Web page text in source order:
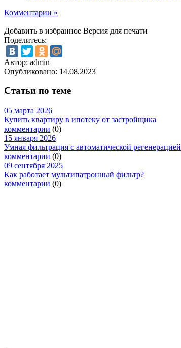
Комментарии »
Добавить в избранное Версия для печати
Поделитесь:
Автор: admin
Опубликовано: 14.08.2023
Статьи по теме
05 марта 2026
Купить квартиру в ипотеку от застройщика
комментарии (0)
15 января 2026
Умная фильтрация с автоматической регенерацией
комментарии (0)
09 сентября 2025
Как работает мультипатронный фильтр?
комментарии (0)